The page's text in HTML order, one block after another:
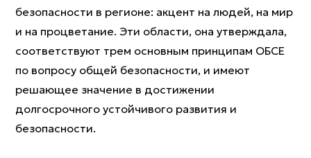
безопасности в регионе: акцент на людей, на мир
и на процветание. Эти области, она утверждала,
соответствуют трем основным принципам ОБСЕ
по вопросу общей безопасности, и имеют
решающее значение в достижении
долгосрочного устойчивого развития и
безопасности.